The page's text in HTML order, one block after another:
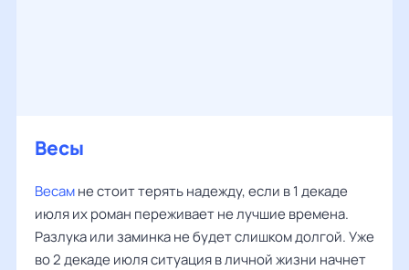
Весы
Весамне стоит терять надежду, если в 1 декаде
июля их роман переживает не лучшие времена.
Разлука или заминка не будет слишком долгой. Уже
во 2 декаде июля ситуация в личной жизни начнет